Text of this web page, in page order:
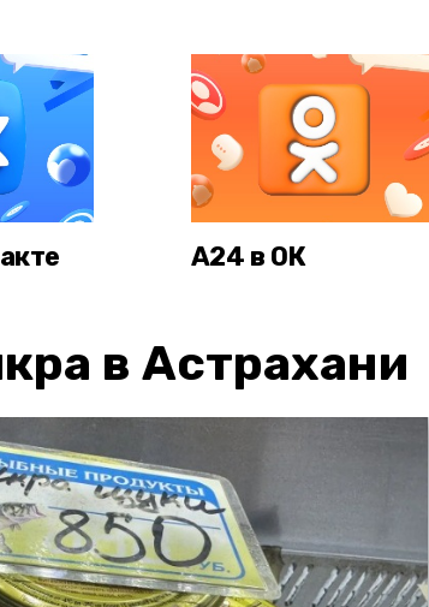
А24 в ОК
в Астрахани